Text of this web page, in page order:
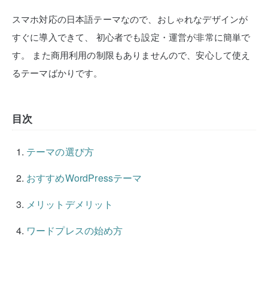
スマホ対応の日本語テーマなので、おしゃれなデザインが
すぐに導入できて、
初心者でも設定・運営が非常に簡単で
す。
また商用利用の制限もありませんので、安心して使え
るテーマばかりです。
目次
テーマの選び方
おすすめWordPressテーマ
メリットデメリット
ワードプレスの始め方